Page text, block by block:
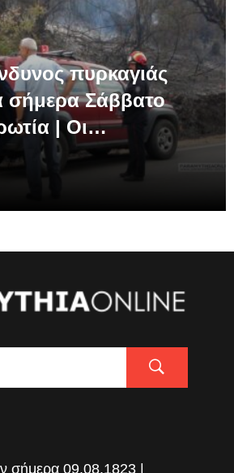
πυρκαγιάς
σήμερα Σάββατο
| Οι…
σήμερα 09.08.1823 |